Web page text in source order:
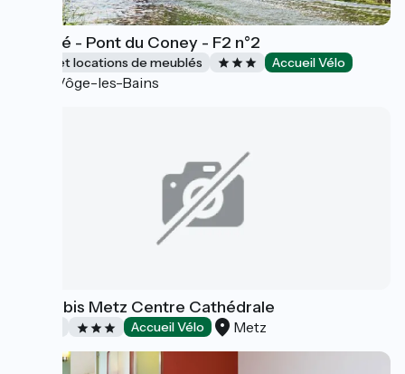
Meublé - Pont du Coney - F2 n°2
Gîtes et locations de meublés Accueil Vélo
La Vôge-les-Bains
Hôtel Ibis Metz Centre Cathédrale
Accueil Vélo Metz